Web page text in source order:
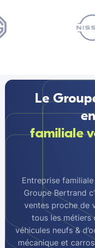
Le
familiale
Entreprise
Groupe Bertrand
ventes proche de
tous les métiers
véhicules neufs &
mécanique et